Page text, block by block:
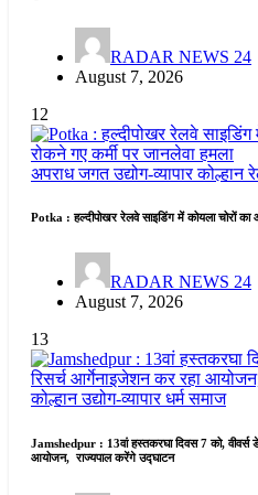
RADAR NEWS 24
August 7, 2026
12
अपराध जगतउद्योग-व्यापारकोल्हान
Potka : हल्दीपोखर रेलवे साइडिंग में कोयला चोरों का
RADAR NEWS 24
August 7, 2026
13
कोल्हानउद्योग-व्यापारधर्म समाज
Jamshedpur : 13वां हस्तकरघा दिवस 7 को, वीवर्स
आयोजन, राज्यपाल करेंगे उद्घाटन